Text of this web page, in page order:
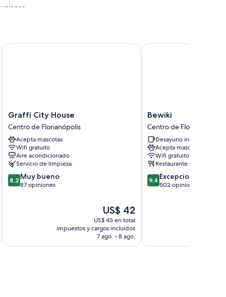
Graffi
City
House
Centro
de
Florianópolis
Graffi City House
Centro de Florianópolis
Acepta mascotas
Wifi gratuito
Aire acondicionado
Servicio de limpieza
8.2
de
8,2 Muy bueno
87 opiniones
El
precio
actual
es
de
US$ 42
US$ 43 en total
impuestos y cargos incluidos
7 ago. - 8 ago.
Graffi City House
Bewiki
Centro
de
Florianópolis
Bewiki
Centro de Florianópolis
Desayuno incluido
Acepta mascotas
Wifi gratuito
Restaurante
9.4
de
9,4 Excepcional
502 opiniones
Bewiki